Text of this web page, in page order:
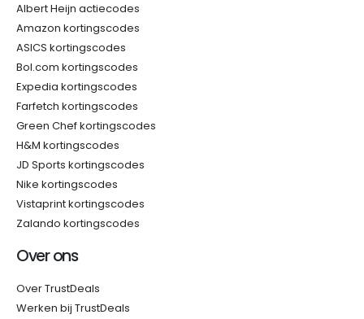
Albert Heijn actiecodes
Amazon kortingscodes
ASICS kortingscodes
Bol.com kortingscodes
Expedia kortingscodes
Farfetch kortingscodes
Green Chef kortingscodes
H&M kortingscodes
JD Sports kortingscodes
Nike kortingscodes
Vistaprint kortingscodes
Zalando kortingscodes
Over ons
Over TrustDeals
Werken bij TrustDeals